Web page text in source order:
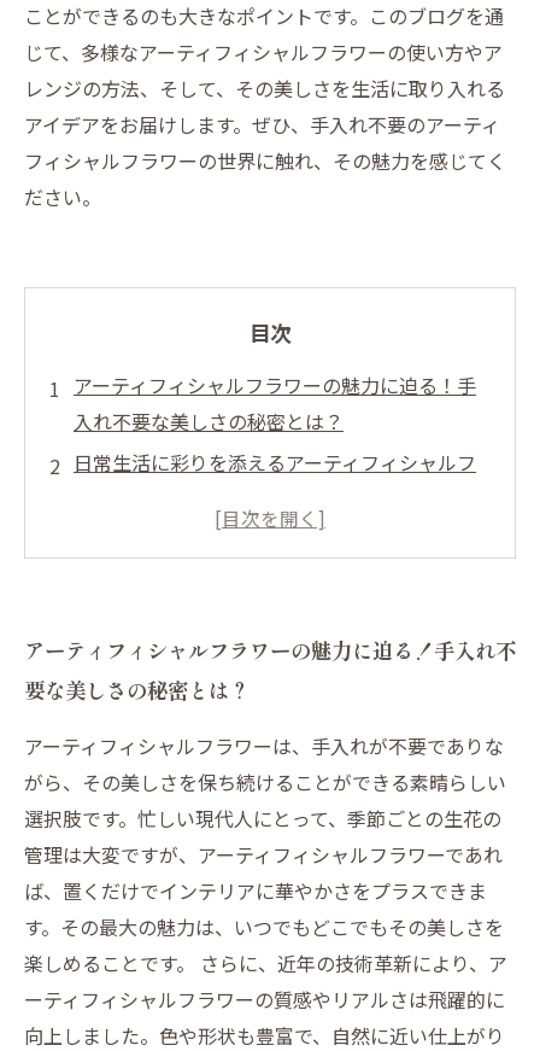
ことができるのも大きなポイントです。このブログを通
じて、多様なアーティフィシャルフラワーの使い方やア
レンジの方法、そして、その美しさを生活に取り入れる
アイデアをお届けします。ぜひ、手入れ不要のアーティ
フィシャルフラワーの世界に触れ、その魅力を感じてく
ださい。
目次
アーティフィシャルフラワーの魅力に迫る！手
入れ不要な美しさの秘密とは？
日常生活に彩りを添えるアーティフィシャルフ
忙しい現代人にぴったり！手間いらずのアーテ
アーティフィシャルフラワー
季節を問わない美しさ。アーティフィシャルフ
アーティフィシャルフラワーで作る心地よい空
間の提案
あなたの生活に取り入れたくなる！アーティフ
ィシャルフラワーの魅力まとめ
アーティフィシャルフラワーの魅力に迫る！手入れ不
要な美しさの秘密とは？
アーティフィシャルフラワーは、手入れが不要でありな
がら、その美しさを保ち続けることができる素晴らしい
選択肢です。忙しい現代人にとって、季節ごとの生花の
管理は大変ですが、アーティフィシャルフラワーであれ
ば、置くだけでインテリアに華やかさをプラスできま
す。その最大の魅力は、いつでもどこでもその美しさを
楽しめることです。 さらに、近年の技術革新により、ア
ーティフィシャルフラワーの質感やリアルさは飛躍的に
向上しました。色や形状も豊富で、自然に近い仕上がり